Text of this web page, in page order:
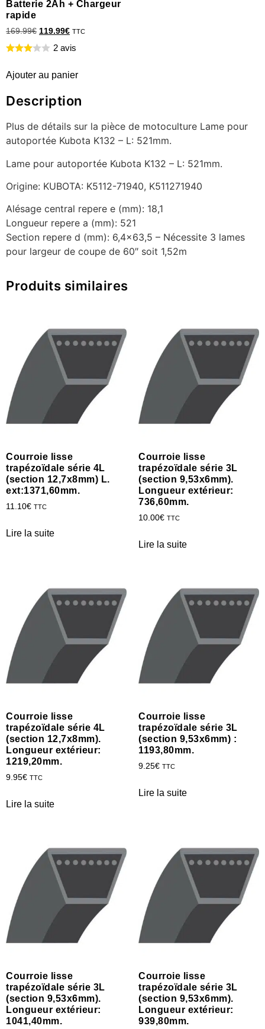
Batterie 2Ah + Chargeur
rapide
169.99€ 119.99€ TTC
2 avis
Ajouter au panier
Description
Plus de détails sur la pièce de motoculture Lame pour
autoportée Kubota K132 – L: 521mm.
Lame pour autoportée Kubota K132 – L: 521mm.
Origine: KUBOTA: K5112-71940, K511271940
Alésage central repere e (mm): 18,1
Longueur repere a (mm): 521
Section repere d (mm): 6,4×63,5 – Nécessite 3 lames
pour largeur de coupe de 60″ soit 1,52m
Produits similaires
Courroie lisse
trapézoïdale série 4L
(section 12,7x8mm) L.
ext:1371,60mm.
11.10€ TTC
Lire la suite
Courroie lisse
trapézoïdale série 3L
(section 9,53x6mm).
Longueur extérieur:
736,60mm.
10.00€ TTC
Lire la suite
Courroie lisse
trapézoïdale série 4L
(section 12,7x8mm).
Longueur extérieur:
1219,20mm.
9.95€ TTC
Lire la suite
Courroie lisse
trapézoïdale série 3L
(section 9,53x6mm) :
1193,80mm.
9.25€ TTC
Lire la suite
Courroie lisse
trapézoïdale série 3L
(section 9,53x6mm).
Longueur extérieur:
1041,40mm.
Courroie lisse
trapézoïdale série 3L
(section 9,53x6mm).
Longueur extérieur:
939,80mm.